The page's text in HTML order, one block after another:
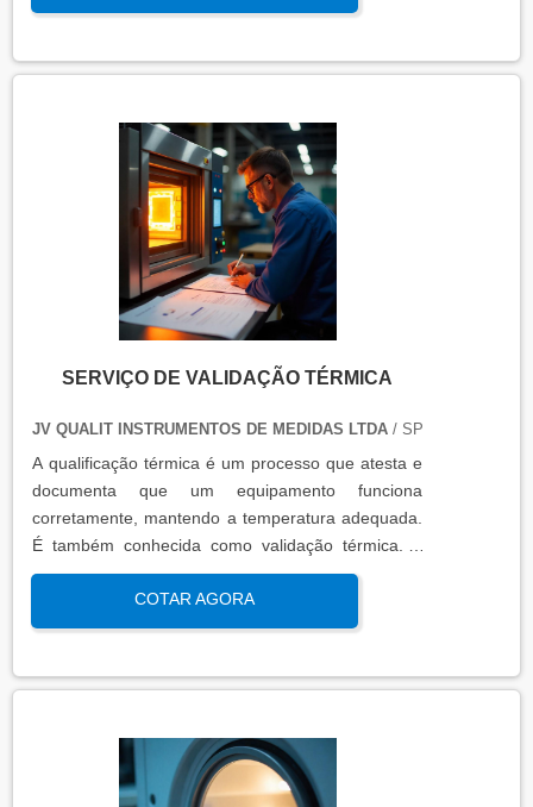
precisam de controle de temperatura. É aplicada a
produtos, como autoclaves, estufas, câmaras frias,
qualificação térmica é apresentado em um relatório
técnico que contém informações como gráficos,
certificados de calibração e a conclusão das
condições funcionais.
SERVIÇO DE VALIDAÇÃO TÉRMICA
JV QUALIT INSTRUMENTOS DE MEDIDAS LTDA/ SP
A qualificação térmica é um processo que atesta e
documenta que um equipamento funciona
corretamente, mantendo a temperatura adequada.
É também conhecida como validação térmica. A
qualificação térmica é importante para garantir a
qualidade e eficiência de equipamentos que
precisam de controle de temperatura. É aplicada a
produtos, como autoclaves, estufas, câmaras frias,
qualificação térmica é apresentado em um relatório
técnico que contém informações como gráficos,
certificados de calibração e a conclusão das
COTAR AGORA